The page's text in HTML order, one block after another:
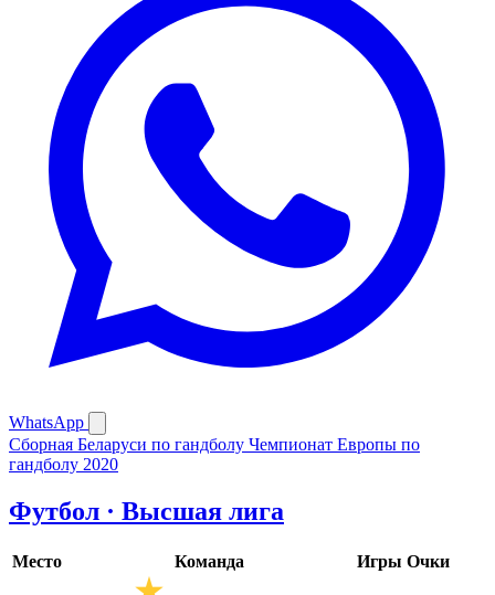
WhatsApp
Сборная Беларуси по гандболу Чемпионат Европы по
гандболу 2020
Футбол · Высшая лига
Место Команда Игры Очки